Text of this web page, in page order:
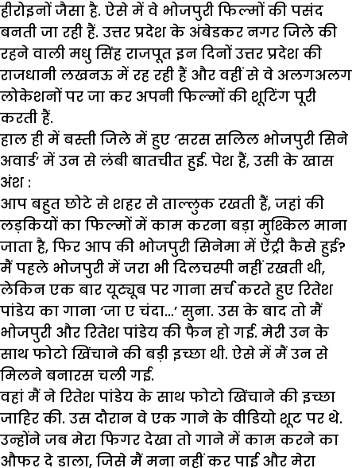
हीरोइनों जैसा है. ऐसे में वे भोजपुरी फिल्मों की पसंद
बनती जा रही हैं. उत्तर प्रदेश के अंबेडकर नगर जिले की
रहने वाली मधु सिंह राजपूत इन दिनों उत्तर प्रदेश की
राजधानी लखनऊ में रह रही हैं और वहीं से वे अलगअलग
लोकेशनों पर जा कर अपनी फिल्मों की शूटिंग पूरी
करती हैं.
हाल ही में बस्ती जिले में हुए ‘सरस सलिल भोजपुरी सिने
अवार्ड’ में उन से लंबी बातचीत हुई. पेश हैं, उसी के खास
अंश :
आप बहुत छोटे से शहर से ताल्लुक रखती हैं, जहां की
लड़कियों का फिल्मों में काम करना बड़ा मुश्किल माना
जाता है, फिर आप की भोजपुरी सिनेमा में ऐंट्री कैसे हुई?
मैं पहले भोजपुरी में जरा भी दिलचस्पी नहीं रखती थी,
लेकिन एक बार यूट्यूब पर गाना सर्च करते हुए रितेश
पांडेय का गाना ‘जा ए चंदा…’ सुना. उस के बाद तो मैं
भोजपुरी और रितेश पांडेय की फैन हो गई. मेरी उन के
साथ फोटो खिंचाने की बड़ी इच्छा थी. ऐसे में मैं उन से
मिलने बनारस चली गई.
वहां मैं ने रितेश पांडेय के साथ फोटो खिंचाने की इच्छा
जाहिर की. उस दौरान वे एक गाने के वीडियो शूट पर थे.
उन्होंने जब मेरा फिगर देखा तो गाने में काम करने का
औफर दे डाला, जिसे मैं मना नहीं कर पाई और मेरा